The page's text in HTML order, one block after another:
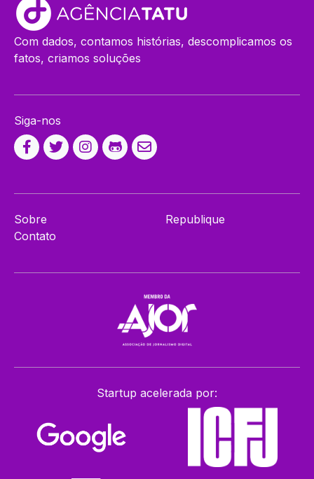
Com dados, contamos histórias, descomplicamos os
fatos, criamos soluções
Siga-nos
Sobre
Contato
Republique
Startup acelerada por: